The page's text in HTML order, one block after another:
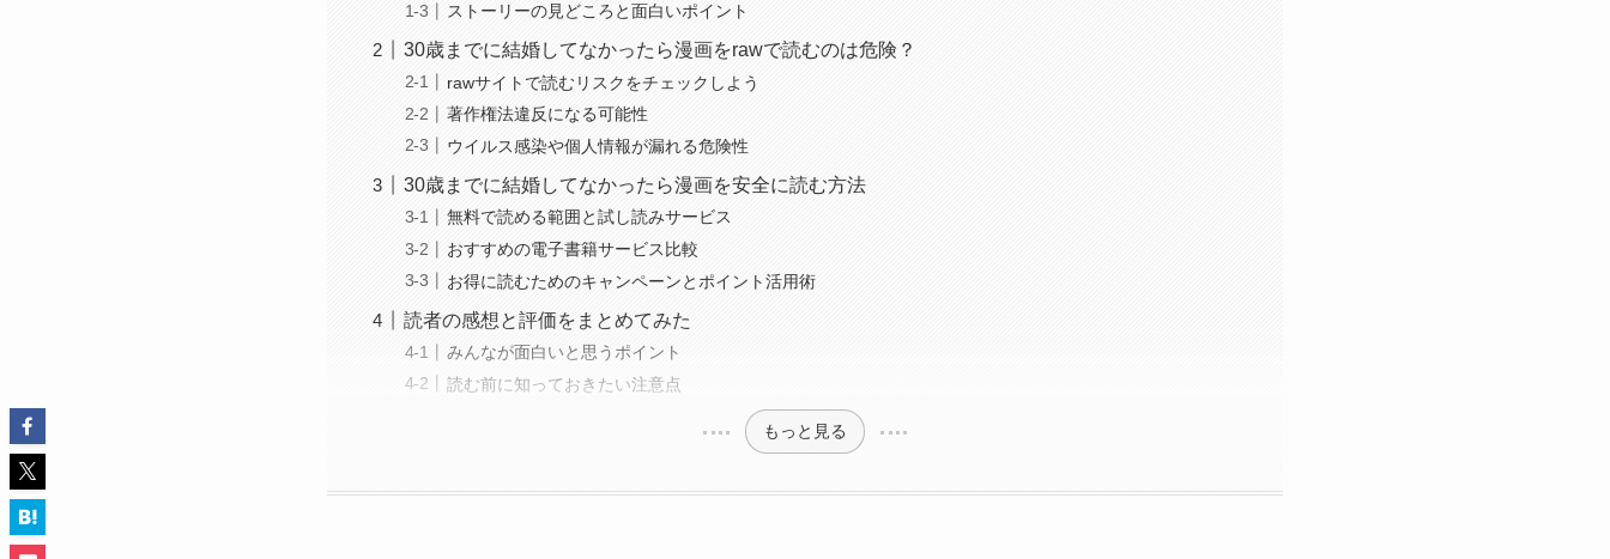
ストーリーの見どころと面白いポイント
30歳までに結婚してなかったら漫画をrawで読むのは危険？
rawサイトで読むリスクをチェックしよう
著作権法違反になる可能性
ウイルス感染や個人情報が漏れる危険性
30歳までに結婚してなかったら漫画を安全に読む方法
無料で読める範囲と試し読みサービス
おすすめの電子書籍サービス比較
お得に読むためのキャンペーンとポイント活用術
読者の感想と評価をまとめてみた
みんなが面白いと思うポイント
読む前に知っておきたい注意点
もっと見る